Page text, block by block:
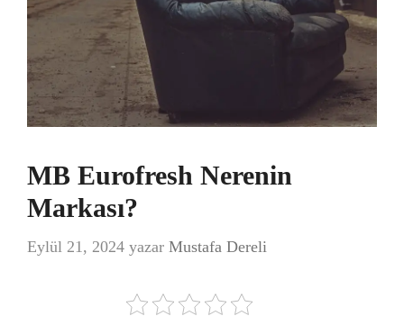
MB Eurofresh Nerenin
Markası?
Eylül 21, 2024 yazar Mustafa Dereli